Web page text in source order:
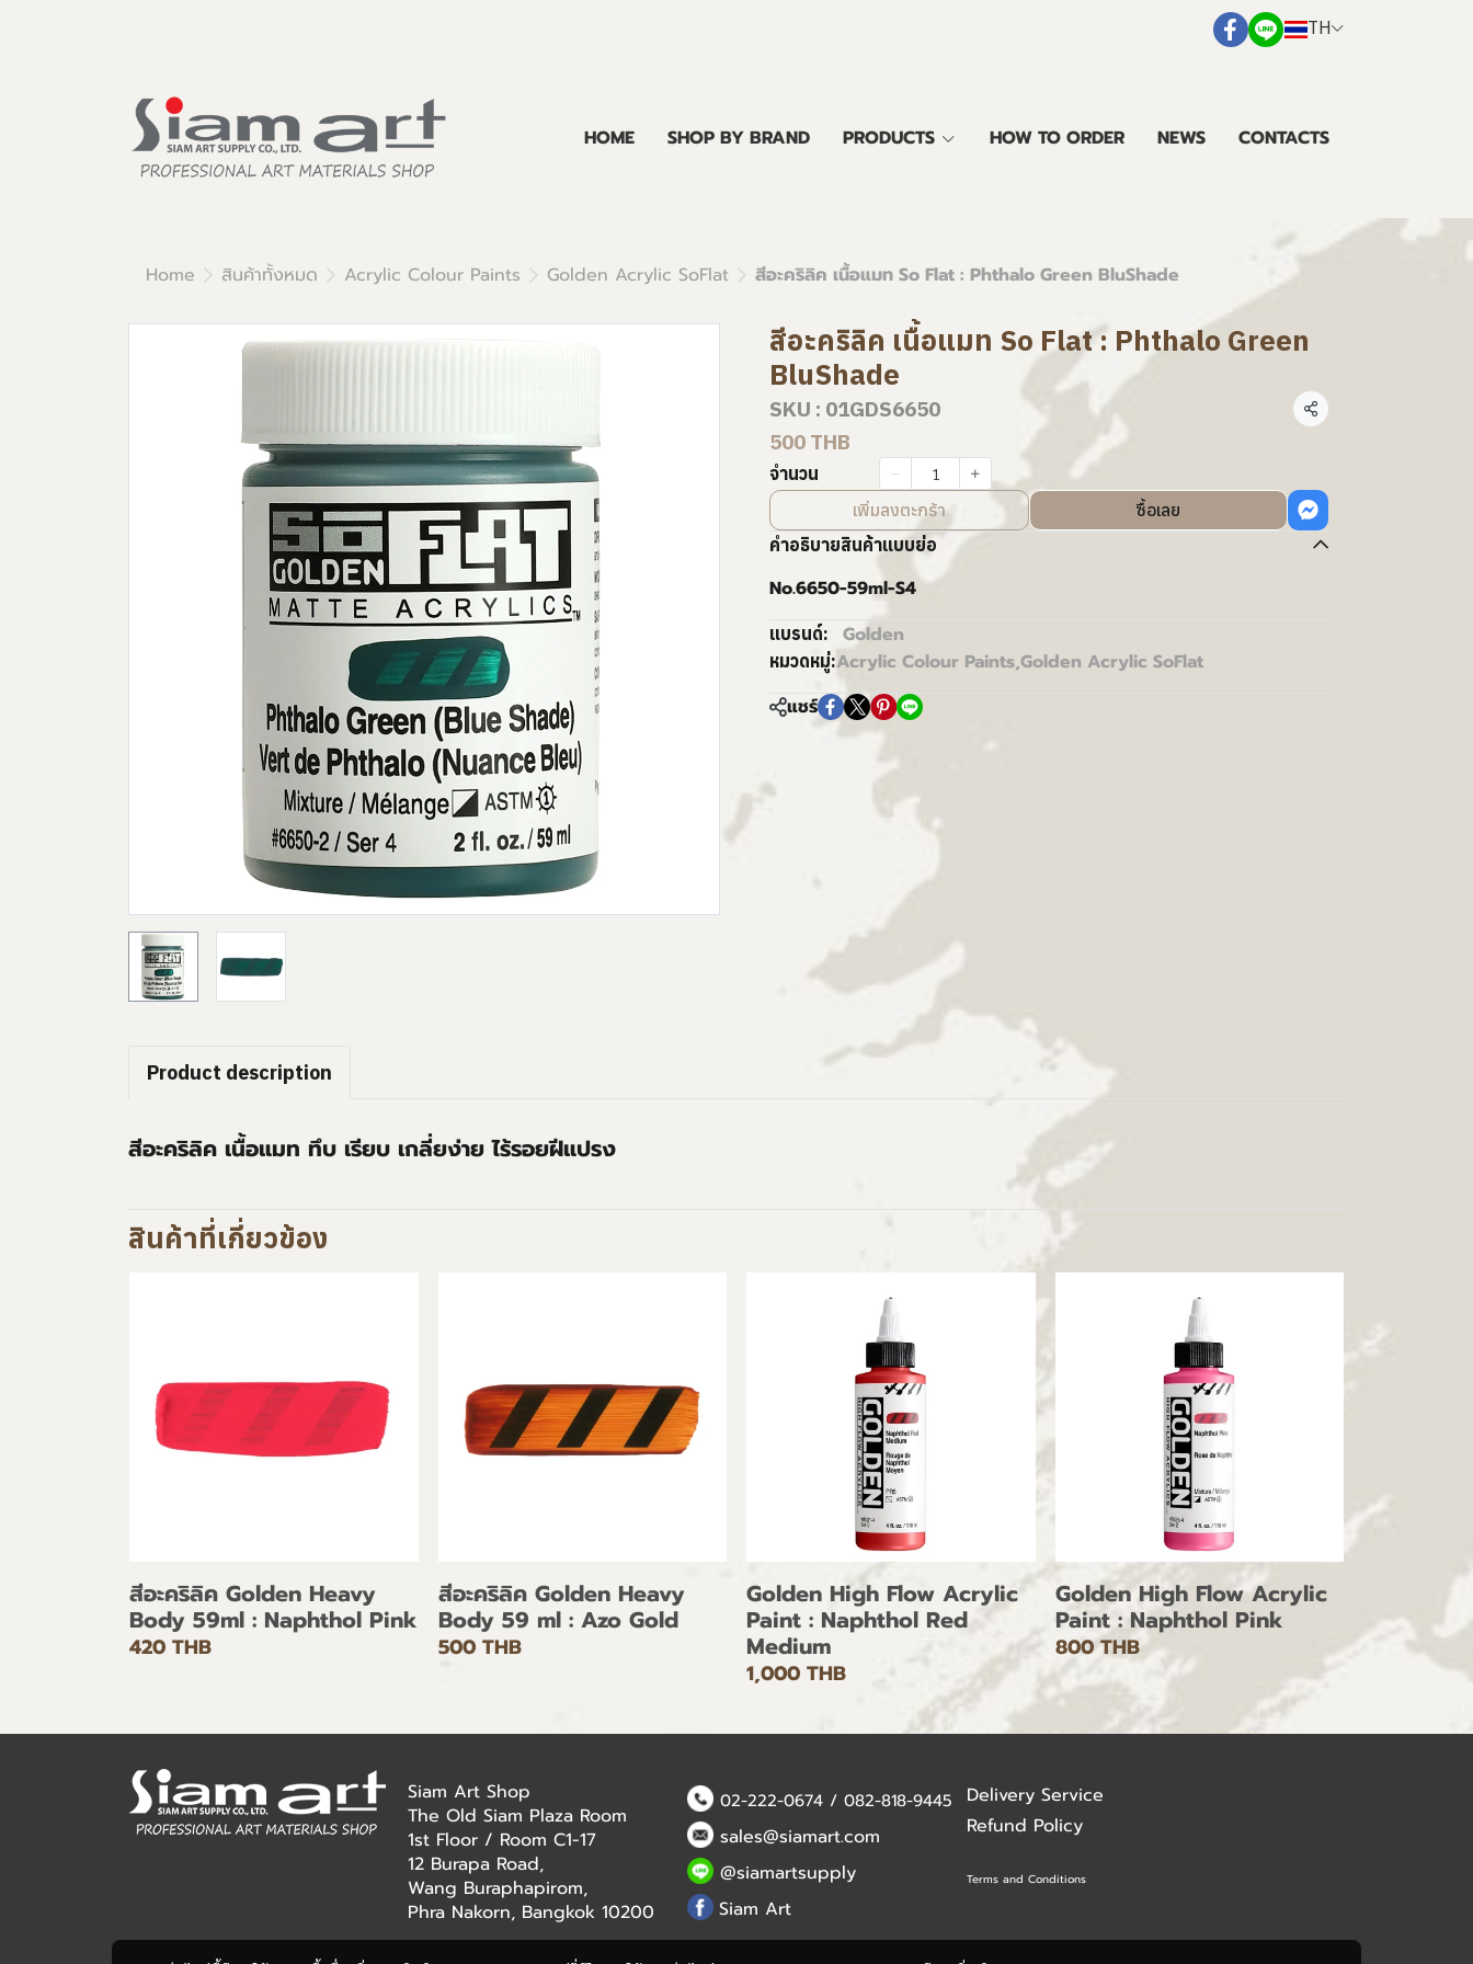
TH
HOME SHOP BY BRAND PRODUCTS HOW TO ORDER NEWS CONTACTS
Home สินค้าทั้งหมด Acrylic Colour Paints Golden Acrylic SoFlat สีอะคริลิค เนื้อแมท So Flat : Phthalo Green BluShade
สีอะคริลิค เนื้อแมท So Flat : Phthalo Green
BluShade
SKU : 01GDS6650 แชร์
500 THB
จำนวน
เพิ่มลงตะกร้า
ซื้อเลย
คำอธิบายสินค้าแบบย่อ
No.6650-59ml-S4
แบรนด์: Golden
หมวดหมู่:Acrylic Colour Paints,Golden Acrylic SoFlat
แชร์
Product description
สีอะคริลิค เนื้อแมท ทึบ เรียบ เกลี่ยง่าย ไร้รอยฝีแปรง
สินค้าที่เกี่ยวข้อง
สีอะคริลิค Golden Heavy
Body 59ml : Naphthol Pink
420 THB
สีอะคริลิค Golden Heavy
Body 59 ml : Azo Gold
500 THB
Golden High Flow Acrylic
Paint : Naphthol Red
Medium
1,000 THB
Golden High Flow Acrylic
Paint : Naphthol Pink
800 THB
Siam Art Shop
The Old Siam Plaza Room
1st Floor / Room C1-17
12 Burapa Road,
Wang Buraphapirom,
Phra Nakorn, Bangkok 10200
02-222-0674 / 082-818-9445
sales@siamart.com
@siamartsupply
Siam Art
Delivery Service
Refund Policy
Terms and Conditions